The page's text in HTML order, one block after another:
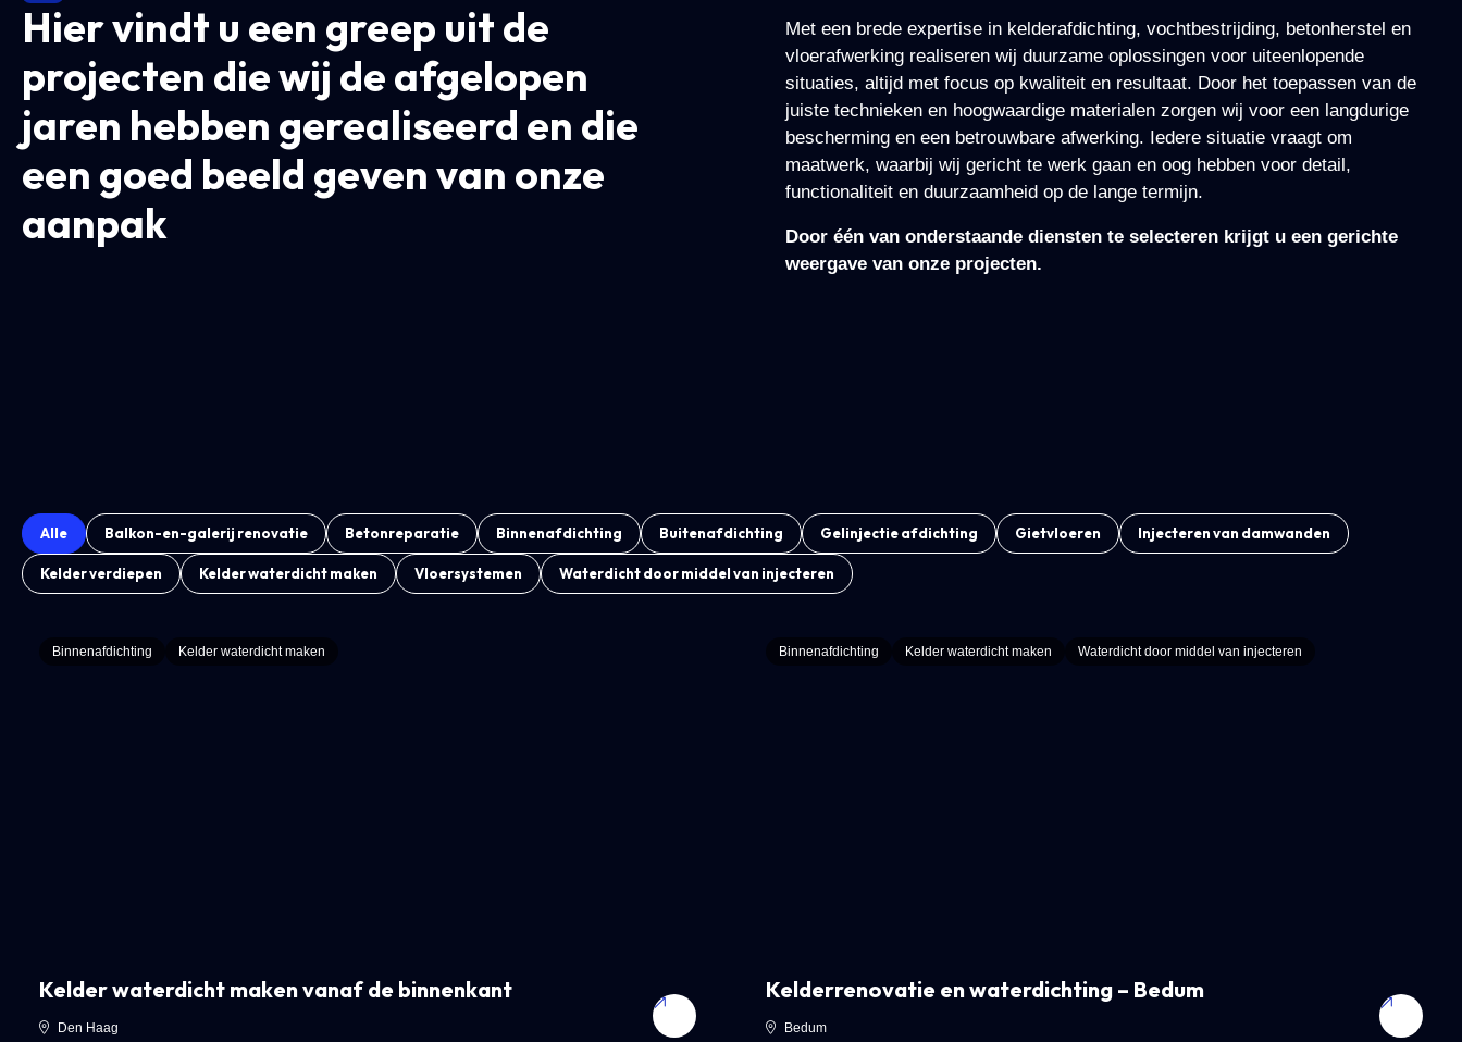
Hier vindt u een greep uit de
projecten die wij de afgelopen
jaren hebben gerealiseerd en die
een goed beeld geven van onze
aanpak
Met een brede expertise in kelderafdichting, vochtbestrijding, betonherstel en
vloerafwerking realiseren wij duurzame oplossingen voor uiteenlopende
situaties, altijd met focus op kwaliteit en resultaat. Door het toepassen van de
juiste technieken en hoogwaardige materialen zorgen wij voor een langdurige
bescherming en een betrouwbare afwerking. Iedere situatie vraagt om
maatwerk, waarbij wij gericht te werk gaan en oog hebben voor detail,
functionaliteit en duurzaamheid op de lange termijn.
Door één van onderstaande diensten te selecteren krijgt u een gerichte
weergave van onze projecten.
Alle Balkon-en-galerij renovatie Betonreparatie Binnenafdichting Buitenafdichting Gelinjectie afdichting Gietvloeren Injecteren van damwanden
Kelder verdiepen Kelder waterdicht maken Vloersystemen Waterdicht door middel van injecteren
Binnenafdichting Kelder waterdicht maken
Kelder waterdicht maken vanaf de binnenkant
Den Haag
Binnenafdichting Kelder waterdicht maken Waterdicht door middel van injecteren
Kelderrenovatie en waterdichting – Bedum
Bedum